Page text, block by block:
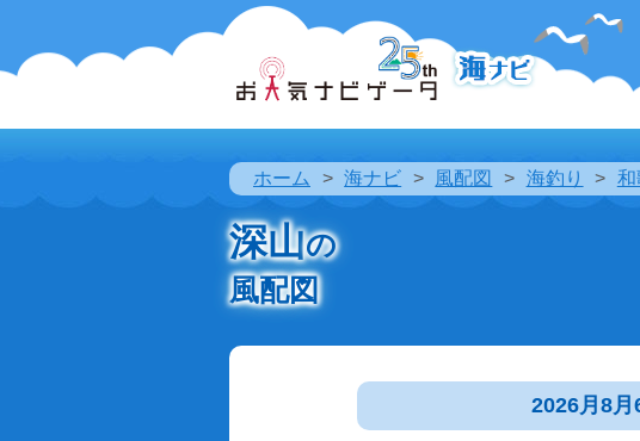
ホーム 海ナビ 風配図 海釣り 和
深山の
風配図
2026月8月